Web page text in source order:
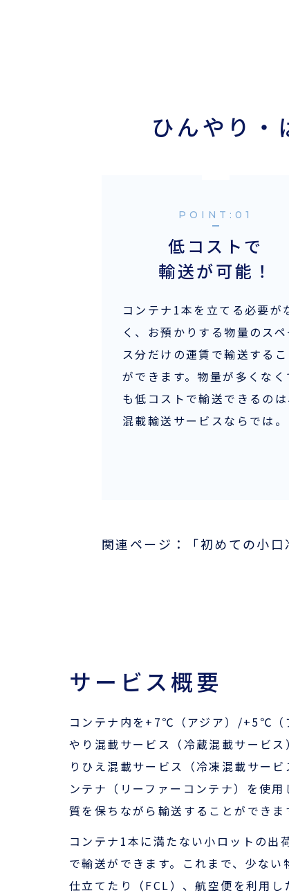
ほっとひといき
コーヒーブレイク
お問い合わせ
ひんやり・
POINT:
低コストで
輸送が可能！
コンテナ1本を立てる必要が
く、お預かりする物量のスペ
ス分だけの運賃で輸送するこ
ができます。物量が多くなく
も低コストで輸送できるのは
混載輸送サービスならでは。
関連ページ：「初めての小
サービス概要
コンテナ内を+7℃（アジア）/+5℃（
やり混載サービス（冷蔵混載サービ
りひえ混載サービス（冷凍混載サー
ンテナ（リーファーコンテナ）を使
質を保ちながら輸送することができま
コンテナ1本に満たない小ロットの
で輸送ができます。これまで、少な
仕立てたり（FCL）、航空便を利用